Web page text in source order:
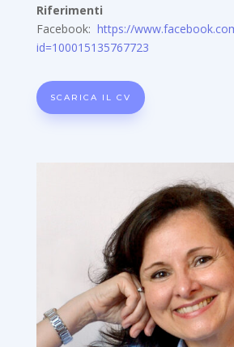
Riferimenti
Facebook: https://
id=100015135767723
SCARICA IL CV